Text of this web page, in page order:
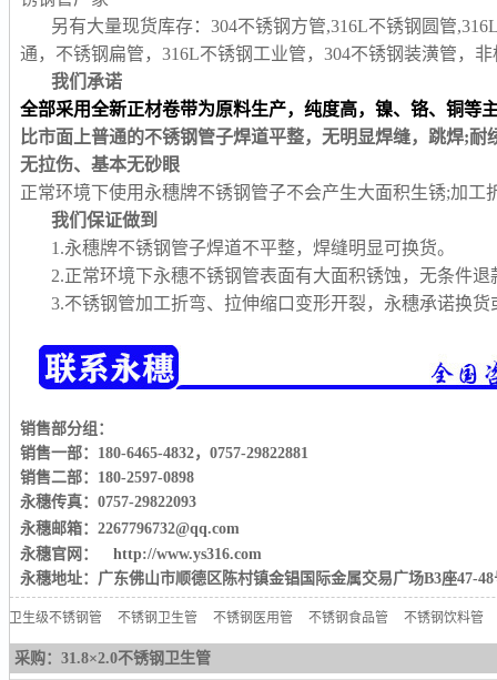
另有大量现货库存：304不锈钢方管,316L不锈钢圆管
通，不锈钢扁管，316L不锈钢工业管，304不锈钢装潢管，
我们承诺
全部采用全新正材卷带为原料生产，纯度高，镍、铬、铜等
比市面上普通的不锈钢管子焊道平整，无明显焊缝，跳焊;耐
无拉伤、基本无砂眼
正常环境下使用永穗牌不锈钢管子不会产生大面积生锈;加
我们保证做到
1.永穗牌不锈钢管子焊道不平整，焊缝明显可换货。
2.正常环境下永穗不锈钢管表面有大面积锈蚀，无条件退
3.不锈钢管加工折弯、拉伸缩口变形开裂，永穗承诺换
销售部分组：
销售一部：180-6465-4832，0757-29822881
销售二部：180-2597-0898
永穗传真：0757-29822093
永穗邮箱：2267796732@qq.com
永穗官网： http://www.ys316.com
永穗地址：广东佛山市顺德区陈村镇金锠国际金属交易广场B3座47-48
卫生级不锈钢管 不锈钢卫生管 不锈钢医用管 不锈钢食品管 不锈钢饮料管
采购：31.8×2.0不锈钢卫生管